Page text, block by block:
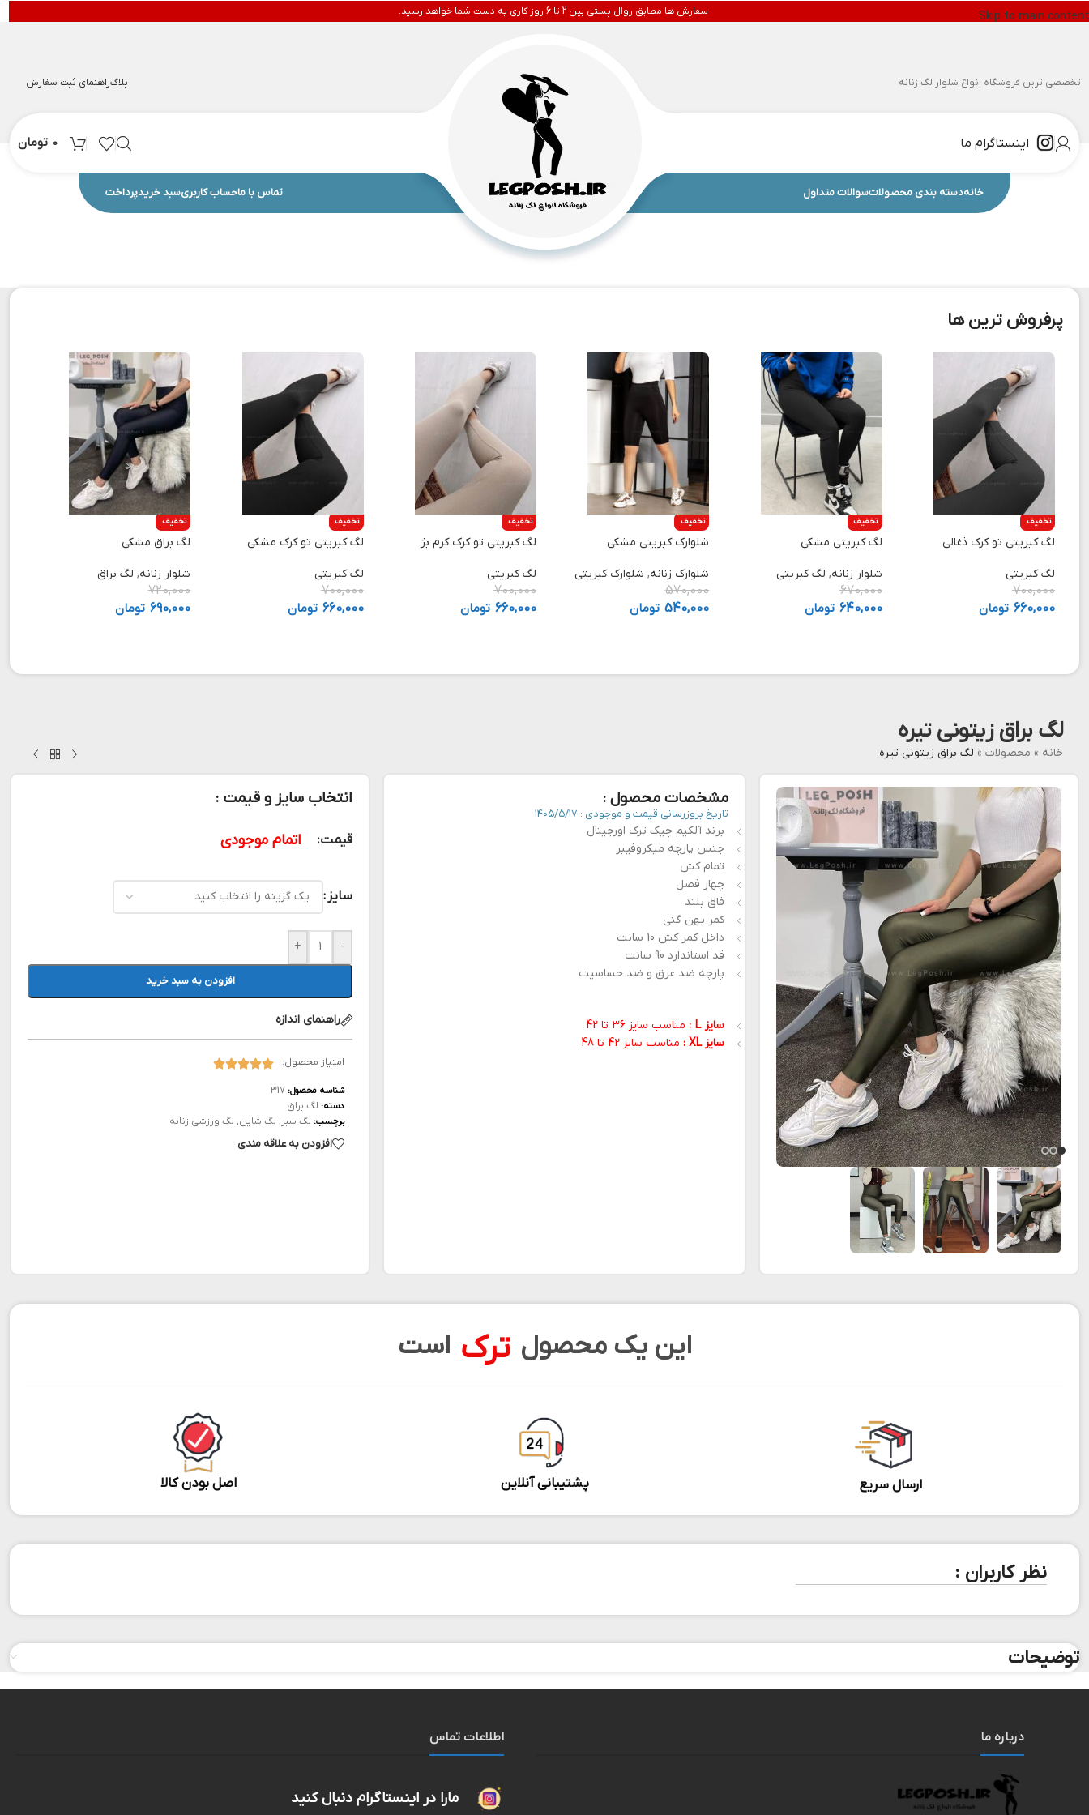
Skip to main content سفارش ها مطابق روال پستی بین 2 تا 6 روز کاری به دست شما خواهد رسید.
تخصصی ترین فروشگاه انواع شلوار لگ زنانه بلاگراهنمای ثبت سفارش
اینستاگرام ما 0 تومان
خانهدسته بندی محصولاتسوالات متداول تماس با ماحساب کاربریسبد خریدپرداخت
پرفروش ترین ها
تخفیف
لگ کبریتی تو کرک ذغالی
لگ کبریتی
700,000
660,000 تومان
تخفیف
لگ کبریتی مشکی
شلوار زنانه, لگ کبریتی
670,000
640,000 تومان
تخفیف
شلوارک کبریتی مشکی
شلوارک زنانه, شلوارک کبریتی
570,000
540,000 تومان
تخفیف
لگ کبریتی تو کرک کرم بژ
لگ کبریتی
700,000
660,000 تومان
تخفیف
لگ کبریتی تو کرک مشکی
لگ کبریتی
700,000
660,000 تومان
تخفیف
لگ براق مشکی
شلوار زنانه, لگ براق
720,000
690,000 تومان
لگ براق زیتونی تیره
خانه » محصولات » لگ براق زیتونی تیره
مشخصات محصول :
تاریخ بروزرسانی قیمت و موجودی : ۱۴۰۵/۵/۱۷
برند آلکیم چیک ترک اورجینال
جنس پارچه میکروفیبر
تمام کش
چهار فصل
فاق بلند
کمر پهن گنی
داخل کمر کش 10 سانت
قد استاندارد 90 سانت
پارچه ضد عرق و ضد حساسیت
سایز L :
مناسب سایز 36 تا 42
سایز XL :
مناسب سایز 42 تا 48
انتخاب سایز و قیمت :
قیمت: اتمام موجودی
سایز
-
+
افزودن به سبد خرید
راهنمای اندازه
امتیاز محصول:
شناسه محصول: 317
دسته: لگ براق
برچسب: لگ سبز , لگ شاین, لگ ورزشی زنانه
افزودن به علاقه مندی
این یک محصول ترک است
ارسال سریع پشتیبانی آنلاین اصل بودن کالا
نظر کاربران :
توضیحات
درباره ما اطلاعات تماس
مارا در اینستاگرام دنبال کنید